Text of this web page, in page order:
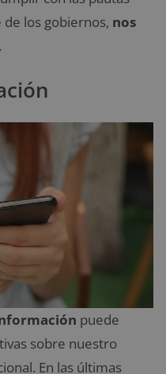
los gobiernos, nos
.
puede
sobre nuestro
En las últimas